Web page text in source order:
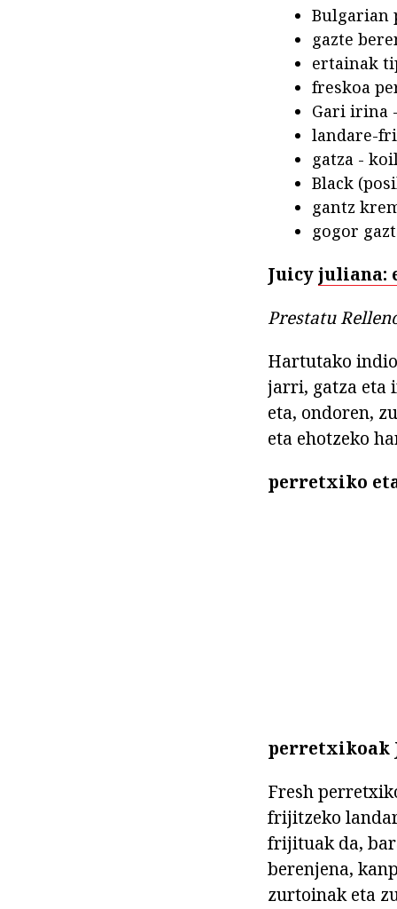
Bulgarian
gazte
ertainak
freskoa
Gari irina
landare-
gatza -
Black
gantz
gogor
Juicyjuliana:
Prestatu
Hartutako
jarri, gatza eta
eta, ondoren,
eta ehotzeko
perretxiko
perretxikoak
Fresh
frijitzeko
frijituak da,
berenjena,
zurtoinak eta